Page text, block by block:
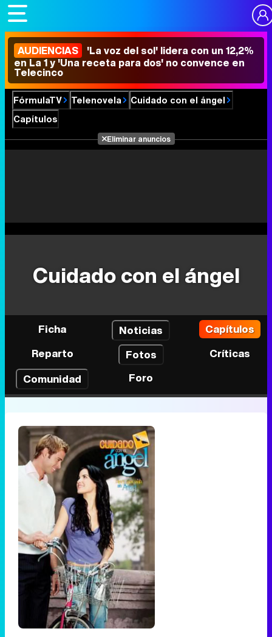
AUDIENCIAS 'La voz del sol' lidera con un 12,2%
en La 1 y 'Una receta para dos' no convence en
Telecinco
FórmulaTV Telenovela
Cuidado con el ángel
Capítulos
Eliminar anuncios
Cuidado con el ángel
Ficha Noticias
Capítulos
Reparto
Fotos
Críticas
Comunidad
Foro